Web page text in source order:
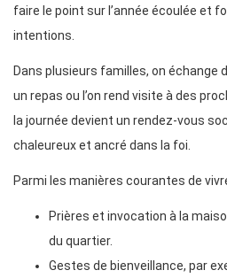
faire le point sur l’année écoulée et
intentions.
Dans plusieurs familles, on échange
un repas ou l’on rend visite à des
la journée devient un rendez-vous
chaleureux et ancré dans la foi.
Parmi les manières courantes de
Prières et invocation à la
du quartier.
Gestes de bienveillance, par